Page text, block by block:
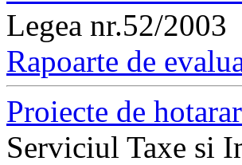
Legea nr.52/2003
Rapoarte de
Proiecte de
Serviciul Taxe si